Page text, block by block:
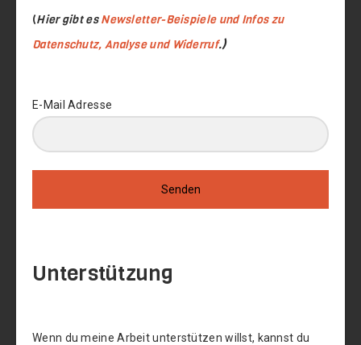
(Hier gibt esNewsletter-Beispiele und Infos zu
Datenschutz, Analyse und Widerruf.)
E-Mail Adresse
Senden
Unterstützung
Wenn du meine Arbeit unterstützen willst, kannst du